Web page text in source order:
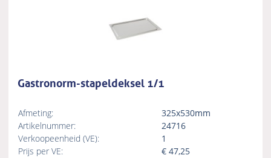
Gastronorm-stapeldeksel 1/1
Afmeting:
325x530mm
Artikelnummer:
24716
Verkoopeenheid (VE):
1
Prijs per VE:
€47,25